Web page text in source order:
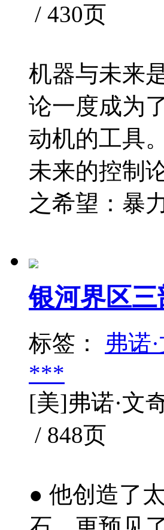
/ 430页
机器与未来
论一度成为
动机的工具
未来的控制
之希望：暴
银河界区
标签： 弗诺
***
[美]弗诺·文
/ 848页
● 他创造了